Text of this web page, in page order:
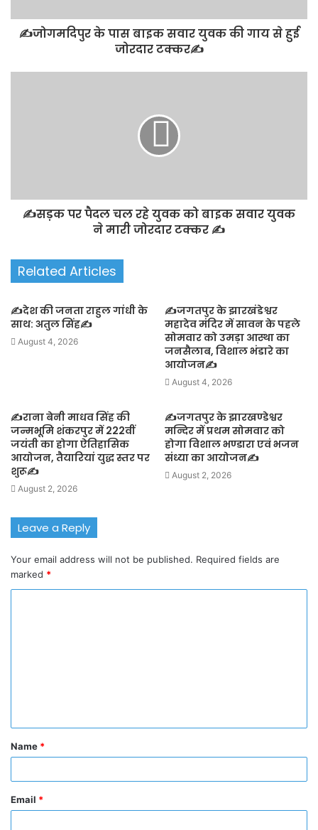
✍️जोगमदिपुर के पास बाइक सवार युवक की गाय से हुई
जोरदार टक्कर✍️
✍️सड़क पर पैदल चल रहे युवक को बाइक सवार युवक
ने मारी जोरदार टक्कर ✍️
Related Articles
✍️देश की जनता राहुल गांधी के
साथ: अतुल सिंह✍️
August 4, 2026
✍️जगतपुर के झारखंडेश्वर
महादेव मंदिर में सावन के पहले
सोमवार को उमड़ा आस्था का
जनसैलाब, विशाल भंडारे का
आयोजन✍️
August 4, 2026
✍️राना बेनी माधव सिंह की
जन्मभूमि शंकरपुर में 222वीं
जयंती का होगा ऐतिहासिक
आयोजन, तैयारियां युद्ध स्तर पर
शुरू✍️
August 2, 2026
✍️जगतपुर के झारखण्डेश्वर
मन्दिर में प्रथम सोमवार को
होगा विशाल भण्डारा एवं भजन
संध्या का आयोजन✍️
August 2, 2026
Leave a Reply
Your email address will not be published. Required fields are
marked *
t
*
Name *
Email *